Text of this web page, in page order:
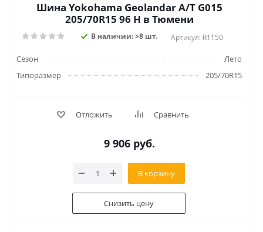
Шина Yokohama Geolandar A/T G015
205/70R15 96 H в Тюмени
В наличии: >8 шт. Артикул: R1150
Сезон
Лето
Типоразмер
205/70R15
Отложить Сравнить
9 906 руб.
В корзину
Снизить цену